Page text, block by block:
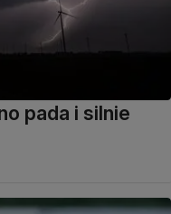
pada i silnie